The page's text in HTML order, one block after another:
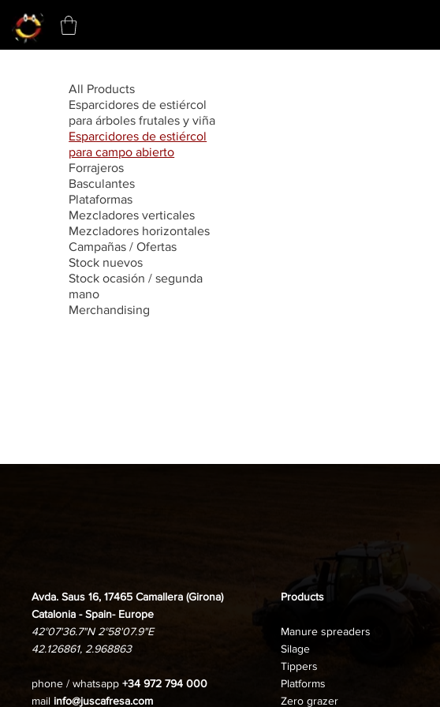
All Products
Esparcidores de estiércol
para árboles frutales y viña
Esparcidores de estiércol
para campo abierto
Forrajeros
Basculantes
Plataformas
Mezcladores verticales
Mezcladores horizontales
Campañas / Ofertas
Stock nuevos
Stock ocasión / segunda
mano
Merchandising
Avda. Saus 16, 17465 Camallera (Girona)
Catalonia - Spain- Europe
42°07'36.7"N 2°58'07.9"E
42.126861, 2.968863
phone / whatsapp+34 972 794 000
mail info@juscafresa.com
Products
Manure spreaders
Silage
Tippers
Platforms
Zero grazer